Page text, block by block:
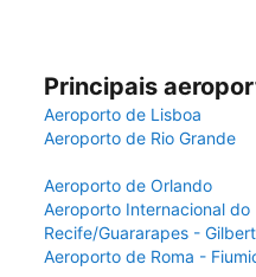
Principais
Aeroporto de Lisboa
Aeroporto de Rio Grande
Aeroporto de Orlando
Aeroporto Internacional do
Recife/Guararapes -
Aeroporto de Roma -